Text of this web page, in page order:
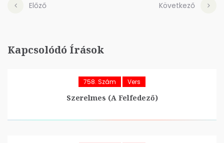
Előző Következő
Kapcsolódó Írások
758. Szám Vers
Szerelmes (A Felfedező)